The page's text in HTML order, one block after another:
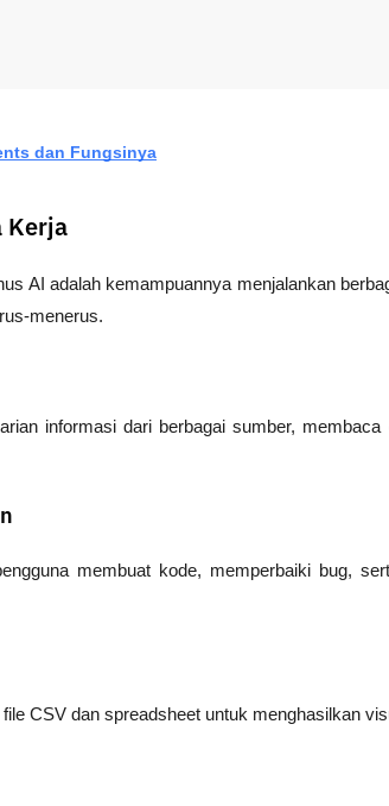
dan Fungsinya
Kerja
AI adalah kemampuannya menjalankan
menerus.
informasi dari berbagai sumber,
membuat kode, memperbaiki bug,
CSV dan spreadsheet untuk menghasilkan